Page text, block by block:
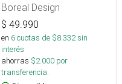
Boreal Design
$ 49.990
en 6cuotas de $8.332sin
interés
ahorras $2.000 por
transferencia.